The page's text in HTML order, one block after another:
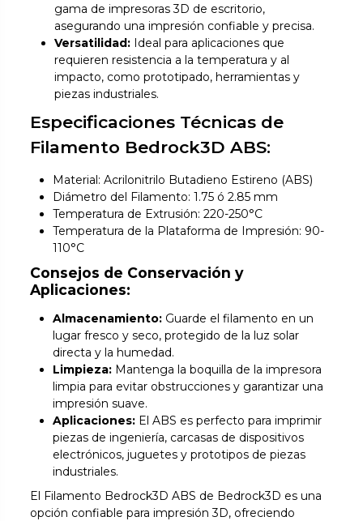
gama de impresoras 3D de escritorio,
asegurando una impresión confiable y precisa.
Versatilidad: Ideal para aplicaciones que
requieren resistencia a la temperatura y al
impacto, como prototipado, herramientas y
piezas industriales.
Especificaciones Técnicas de
Filamento Bedrock3D ABS:
Material: Acrilonitrilo Butadieno Estireno (ABS)
Diámetro del Filamento: 1.75 ó 2.85 mm
Temperatura de Extrusión: 220-250°C
Temperatura de la Plataforma de Impresión: 90-
110°C
Consejos de Conservación y
Aplicaciones:
Almacenamiento: Guarde el filamento en un
lugar fresco y seco, protegido de la luz solar
directa y la humedad.
Limpieza: Mantenga la boquilla de la impresora
limpia para evitar obstrucciones y garantizar una
impresión suave.
Aplicaciones: El ABS es perfecto para imprimir
piezas de ingeniería, carcasas de dispositivos
electrónicos, juguetes y prototipos de piezas
industriales.
El Filamento Bedrock3D ABS de Bedrock3D es una
opción confiable para impresión 3D, ofreciendo